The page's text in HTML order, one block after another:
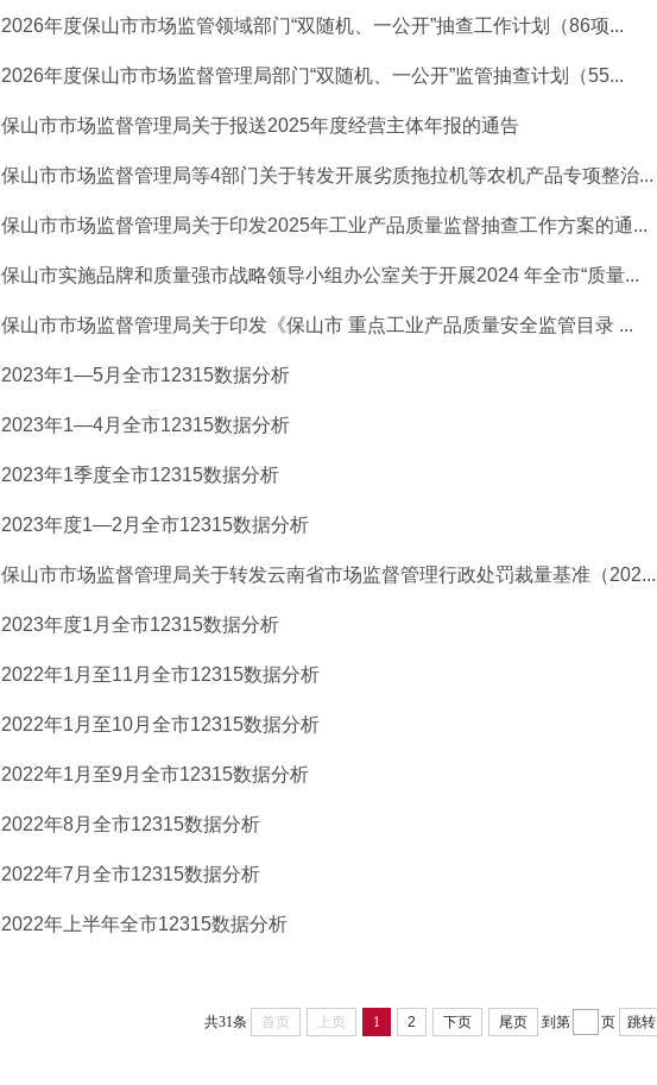
2026年度保山市市场监管领域部门“双随机、一公开”抽查工作计划（86项...
2026年度保山市市场监督管理局部门“双随机、一公开”监管抽查计划（55...
保山市市场监督管理局关于报送2025年度经营主体年报的通告
保山市市场监督管理局等4部门关于转发开展劣质拖拉机等农机产品专项整治...
保山市市场监督管理局关于印发2025年工业产品质量监督抽查工作方案的通...
保山市实施品牌和质量强市战略领导小组办公室关于开展2024 年全市“质量...
保山市市场监督管理局关于印发《保山市 重点工业产品质量安全监管目录 ...
2023年1—5月全市12315数据分析
2023年1—4月全市12315数据分析
2023年1季度全市12315数据分析
2023年度1—2月全市12315数据分析
保山市市场监督管理局关于转发云南省市场监督管理行政处罚裁量基准（202...
2023年度1月全市12315数据分析
2022年1月至11月全市12315数据分析
2022年1月至10月全市12315数据分析
2022年1月至9月全市12315数据分析
2022年8月全市12315数据分析
2022年7月全市12315数据分析
2022年上半年全市12315数据分析
共31条 首页 上页 1 2 下页 尾页 到第 页 跳转